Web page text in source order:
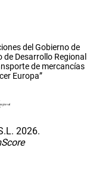
del Gobierno de
Desarrollo Regional
de mercancías
Europa”
2026.